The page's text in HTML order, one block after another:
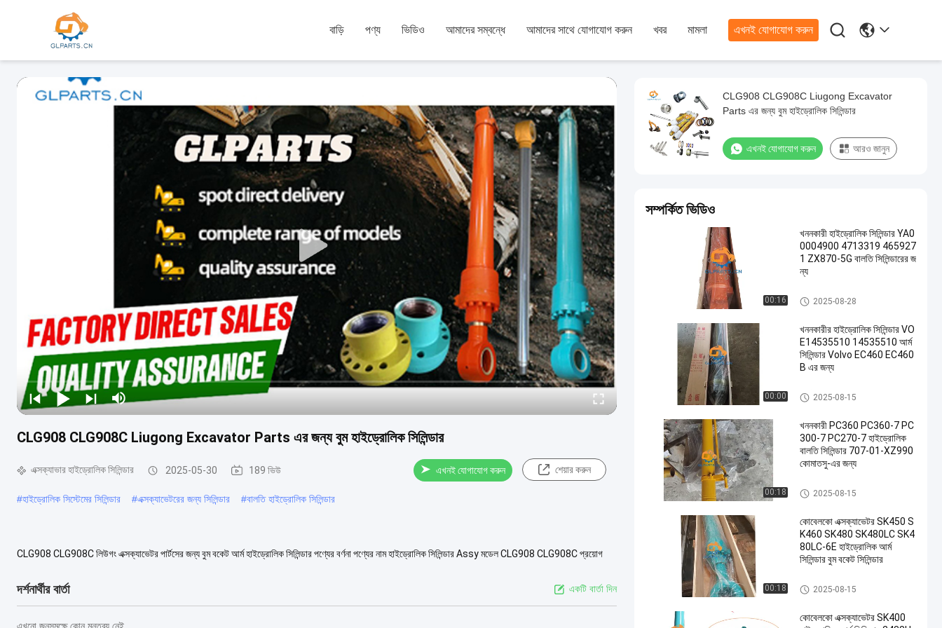
বাড়ি পণ্য ভিডিও আমাদের সম্বন্ধে আমাদের সাথে যোগাযোগ করুন খবর মামলা এখনই যোগাযোগ করুন 
CLG908 CLG908C Liugong Excavator Parts এর জন্য বুম হাইড্রোলিক সিলিন্ডার
এক্সক্যাভার হাইড্রোলিক সিলিন্ডার 2025-05-30 189 ভিউ এখনই যোগাযোগ করুন শেয়ার করুন
#হাইড্রোলিক সিস্টেমের সিলিন্ডার #এক্সক্যাভেটরের জন্য সিলিন্ডার #বালতি হাইড্রোলিক সিলিন্ডার
CLG908 CLG908C লিউগং এক্সক্যাভেটর পার্টসের জন্য বুম বকেট আর্ম হাইড্রোলিক সিলিন্ডার পণ্যের বর্ণনা পণ্যের নাম হাইড্রোলিক সিলিন্ডার Assy মডেল CLG908 CLG908C প্রয়োগ
দর্শনার্থীর বার্তা একটি বার্তা দিন
এখনো জনসমক্ষে কোন মন্তব্য নেই
CLG908 CLG908C Liugong Excavator
Parts এর জন্য বুম হাইড্রোলিক সিলিন্ডার
এখনই যোগাযোগ করুন আরও জানুন
সম্পর্কিত ভিডিও
00:16
খননকারী হাইড্রোলিক সিলিন্ডার YA0
0004900 4713319 465927
1 ZX870-5G বালতি সিলিন্ডারের জ
ন্য
বালতি সিলিন্ডার
2025-08-28
00:00
খননকারীর হাইড্রোলিক সিলিন্ডার VO
E14535510 14535510 আর্ম
সিলিন্ডার Volvo EC460 EC460
B এর জন্য
আর্ম সিলিন্ডার
2025-08-15
00:18
খননকারী PC360 PC360-7 PC
300-7 PC270-7 হাইড্রোলিক
বালতি সিলিন্ডার 707-01-XZ990
কোমাতসু-এর জন্য
বুম সিলিন্ডার2025-08-15
00:18
কোবেলকো এক্সক্যাভেটর SK450 S
K460 SK480 SK480LC SK4
80LC-6E হাইড্রোলিক আর্ম
সিলিন্ডার বুম বকেট সিলিন্ডার
এক্সক্যাভার হাইড্রোলিক সিলিন্ডার
2025-08-15
কোবেলকো এক্সক্যাভেটর SK400